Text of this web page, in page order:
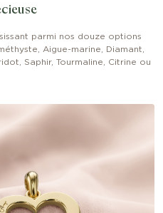
parmi nos douze options
Aigue-marine, Diamant,
Saphir, Tourmaline, Citrine ou